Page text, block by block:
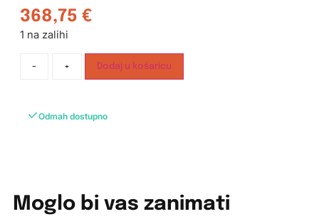
368,75 €
1 na zalihi
- + Dodaj u košaricu
Odmah dostupno
Moglo bi vas zanimati